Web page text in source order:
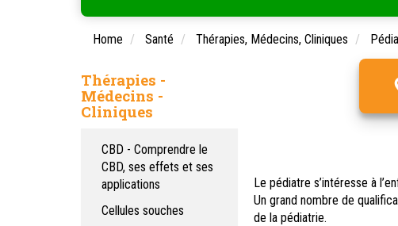
Home Santé Thérapies, Médecins, Cliniques
Thérapies -
Médecins -
Cliniques
CBD - Comprendre le
CBD, ses effets et ses
applications
Cellules souches
Le pédiatre s’intéresse à
Un grand nombre de
de la pédiatrie.